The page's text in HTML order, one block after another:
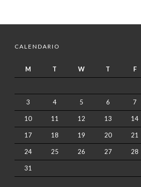
CALENDARIO
M T W T F
3 4 5 6 7
10 11 12 13 14
17 18 19 20 21
24 25 26 27 28
31